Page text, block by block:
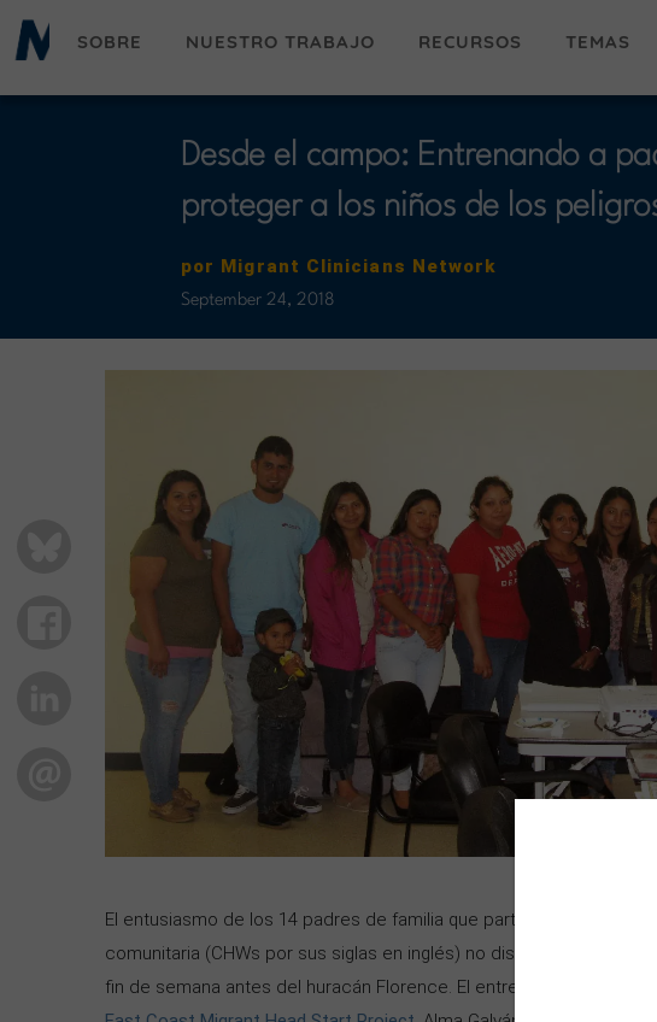
Pasar
SOBRE NUESTRO TRABAJO RECURSOS TEMAS
Desde el campo: Entrenando a
proteger a los niños de los
por Migrant Clinicians Network
September 24, 2018
BLUESKY
FACEBOOK
LINKEDIN
EMAIL
El entusiasmo de los 14 padres de familia que participaron en el
comunitaria (CHWs por sus siglas en inglés) no disminuyó por los
fin de semana antes del huracán Florence. El entrenamiento fue